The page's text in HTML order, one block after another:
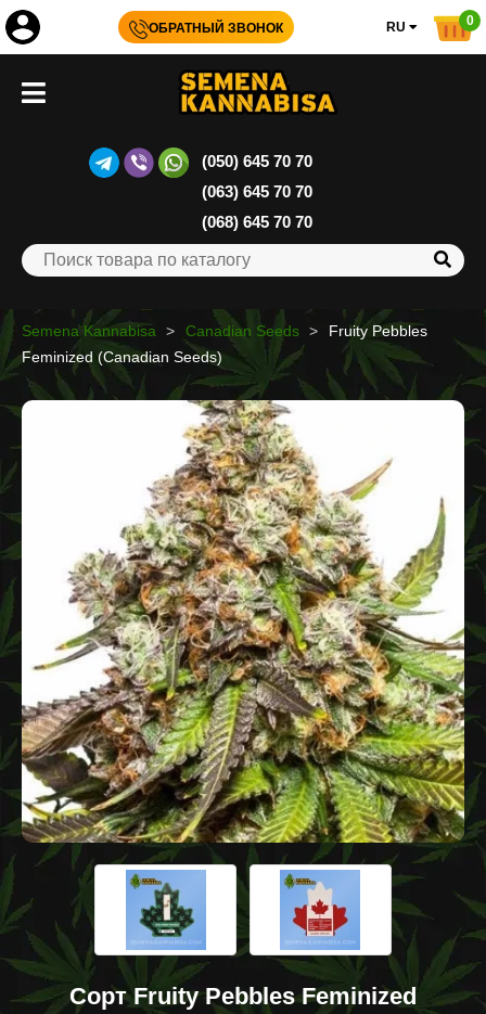
ОБРАТНЫЙ ЗВОНОК RU 0
(050) 645 70 70
(063) 645 70 70
(068) 645 70 70
Semena Kannabisa Canadian Seeds
Fruity Pebbles
Feminized (Canadian Seeds)
Сорт Fruity Pebbles Feminized